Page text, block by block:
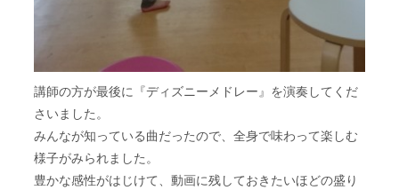
講師の方が最後に『ディズニーメドレー』を演奏してくだ
さいました。
みんなが知っている曲だったので、全身で味わって楽しむ
様子がみられました。
豊かな感性がはじけて、動画に残しておきたいほどの盛り